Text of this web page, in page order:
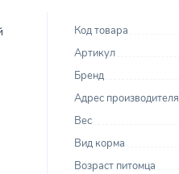
Код товара
Артикул
Бренд
Адрес производителя
Вес
Вид корма
Возраст питомца